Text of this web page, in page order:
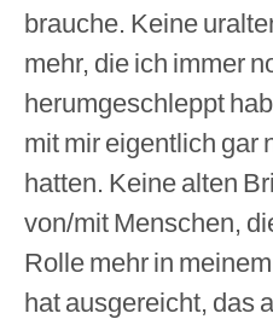
brauche. Keine
mehr, die ich immer
herumgeschleppt
mit mir eigentlich gar
hatten. Keine alten
von/mit Menschen,
Rolle mehr in
hat ausgereicht, das